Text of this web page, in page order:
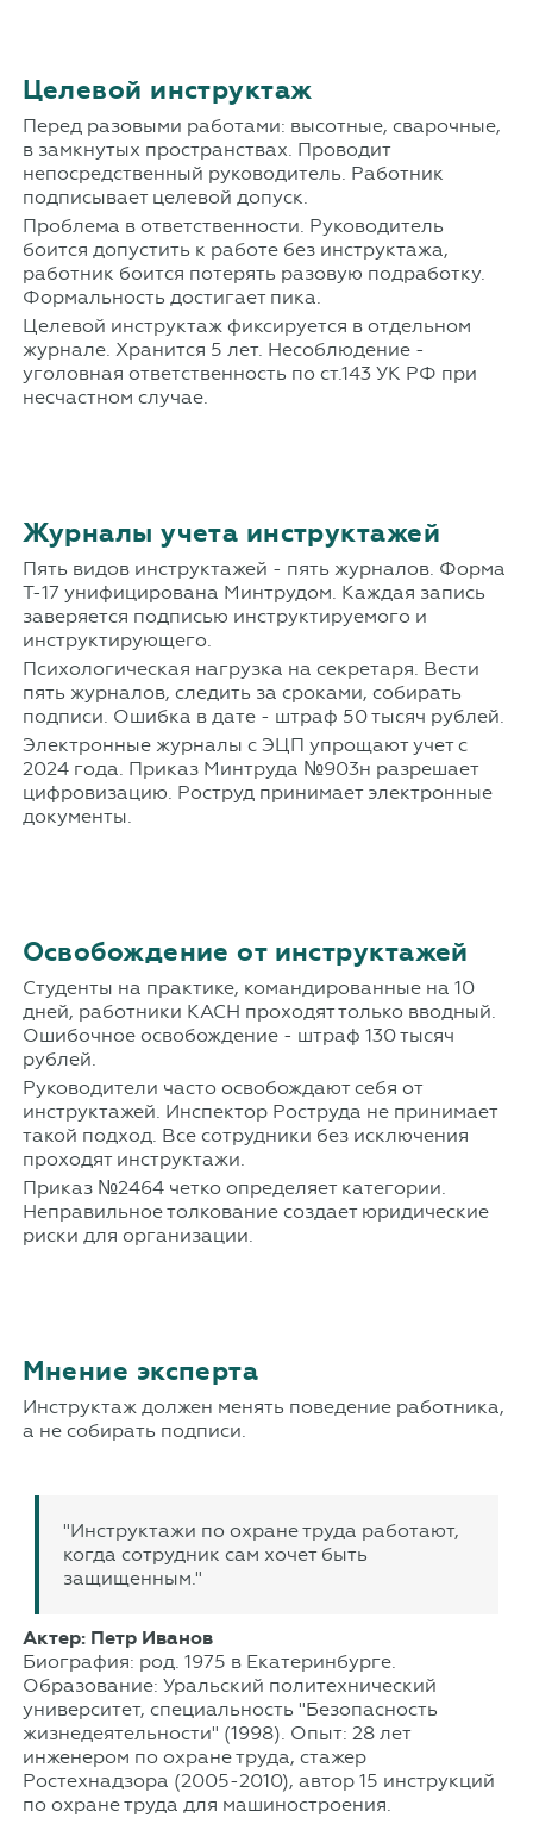
Целевой инструктаж
Перед разовыми работами: высотные, сварочные,
в замкнутых пространствах. Проводит
непосредственный руководитель. Работник
подписывает целевой допуск.
Проблема в ответственности. Руководитель
боится допустить к работе без инструктажа,
работник боится потерять разовую подработку.
Формальность достигает пика.
Целевой инструктаж фиксируется в отдельном
журнале. Хранится 5 лет. Несоблюдение -
уголовная ответственность по ст.143 УК РФ при
несчастном случае.
Журналы учета инструктажей
Пять видов инструктажей - пять журналов. Форма
Т-17 унифицирована Минтрудом. Каждая запись
заверяется подписью инструктируемого и
инструктирующего.
Психологическая нагрузка на секретаря. Вести
пять журналов, следить за сроками, собирать
подписи. Ошибка в дате - штраф 50 тысяч рублей.
Электронные журналы с ЭЦП упрощают учет с
2024 года. Приказ Минтруда №903н разрешает
цифровизацию. Роструд принимает электронные
документы.
Освобождение от инструктажей
Студенты на практике, командированные на 10
дней, работники КАСН проходят только вводный.
Ошибочное освобождение - штраф 130 тысяч
рублей.
Руководители часто освобождают себя от
инструктажей. Инспектор Роструда не принимает
такой подход. Все сотрудники без исключения
проходят инструктажи.
Приказ №2464 четко определяет категории.
Неправильное толкование создает юридические
риски для организации.
Мнение эксперта
Инструктаж должен менять поведение работника,
а не собирать подписи.
"Инструктажи по охране труда работают,
когда сотрудник сам хочет быть
защищенным."
Актер: Петр Иванов
Биография: род. 1975 в Екатеринбурге.
Образование: Уральский политехнический
университет, специальность "Безопасность
жизнедеятельности" (1998). Опыт: 28 лет
инженером по охране труда, стажер
Ростехнадзора (2005-2010), автор 15 инструкций
по охране труда для машиностроения.